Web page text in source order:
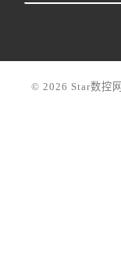
© 2026 Star数控